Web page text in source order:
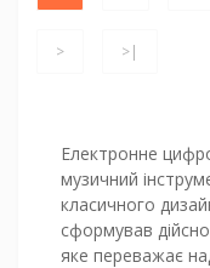
> >|
Електронне
музичний
класичного
сформував дійсно
яке переважає